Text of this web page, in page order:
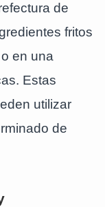
de
fritos
en una
Estas
utilizar
de